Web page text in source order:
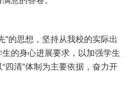
”的思想，坚持从我校的实际出
的身心进展要求，以加强学生
四清”体制为主要依据，奋力开